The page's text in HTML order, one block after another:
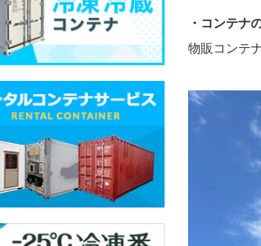
・コンテナ
物販コンテ